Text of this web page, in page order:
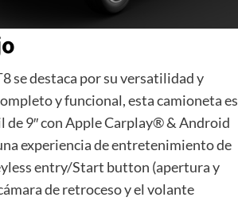
se destaca por su versatilidad y
y funcional, esta camioneta es
9″ con Apple Carplay® & Android
experiencia de entretenimiento de
entry/Start button (apertura y
de retroceso y el volante